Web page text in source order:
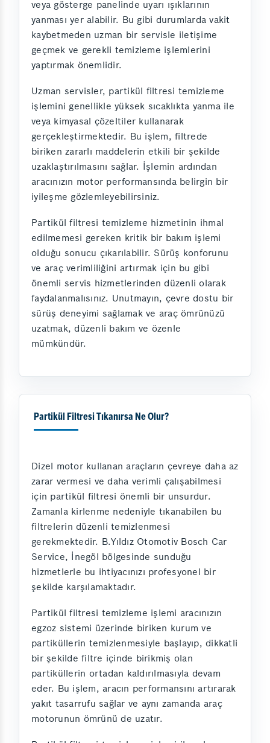
veya gösterge panelinde uyarı ışıklarının
yanması yer alabilir. Bu gibi durumlarda vakit
kaybetmeden uzman bir servisle iletişime
geçmek ve gerekli temizleme işlemlerini
yaptırmak önemlidir.
Uzman servisler, partikül filtresi temizleme
işlemini genellikle yüksek sıcaklıkta yanma ile
veya kimyasal çözeltiler kullanarak
gerçekleştirmektedir. Bu işlem, filtrede
biriken zararlı maddelerin etkili bir şekilde
uzaklaştırılmasını sağlar. İşlemin ardından
aracınızın motor performansında belirgin bir
iyileşme gözlemleyebilirsiniz.
Partikül filtresi temizleme hizmetinin ihmal
edilmemesi gereken kritik bir bakım işlemi
olduğu sonucu çıkarılabilir. Sürüş konforunu
ve araç verimliliğini artırmak için bu gibi
önemli servis hizmetlerinden düzenli olarak
faydalanmalısınız. Unutmayın, çevre dostu bir
sürüş deneyimi sağlamak ve araç ömrünüzü
uzatmak, düzenli bakım ve özenle
mümkündür.
Partikül Filtresi Tıkanırsa Ne Olur?
Dizel motor kullanan araçların çevreye daha az
zarar vermesi ve daha verimli çalışabilmesi
için partikül filtresi önemli bir unsurdur.
Zamanla kirlenme nedeniyle tıkanabilen bu
filtrelerin düzenli temizlenmesi
gerekmektedir. B.Yıldız Otomotiv Bosch Car
Service, İnegöl bölgesinde sunduğu
hizmetlerle bu ihtiyacınızı profesyonel bir
şekilde karşılamaktadır.
Partikül filtresi temizleme işlemi aracınızın
egzoz sistemi üzerinde biriken kurum ve
partiküllerin temizlenmesiyle başlayıp, dikkatli
bir şekilde filtre içinde birikmiş olan
partiküllerin ortadan kaldırılmasıyla devam
eder. Bu işlem, aracın performansını artırarak
yakıt tasarrufu sağlar ve aynı zamanda araç
motorunun ömrünü de uzatır.